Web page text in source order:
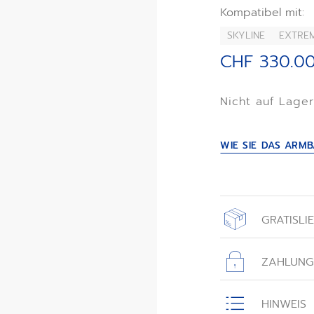
passt sich somit
Dieses
Kompatibel mit:
SKYLINE
CHF
Nicht auf Lager
WIE SIE DAS
einer
zurückgeschickt
HINWEIS